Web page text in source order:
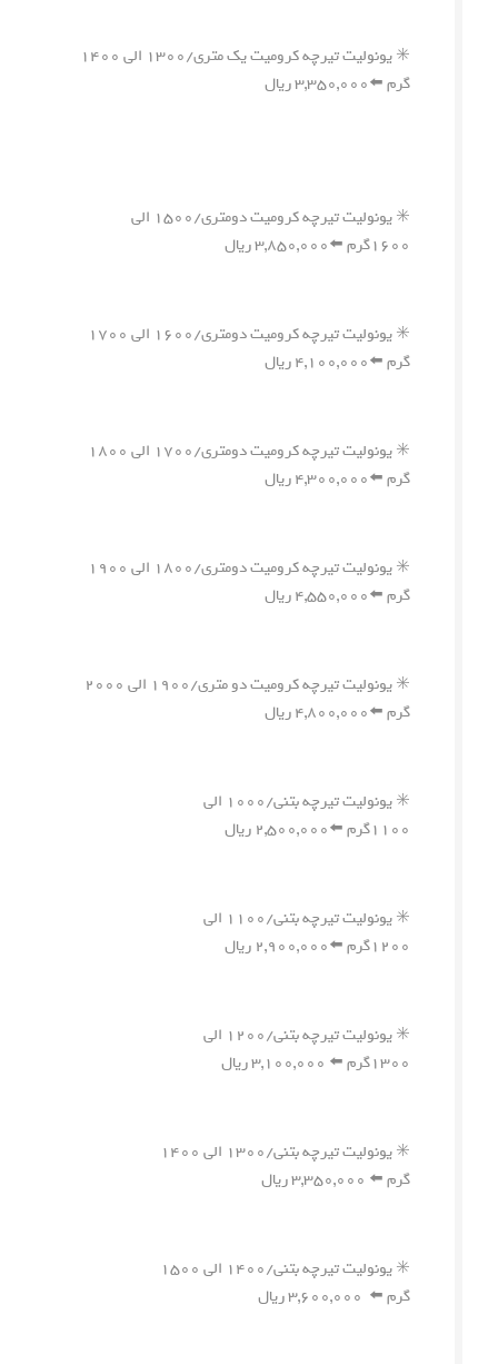
✳️ یونولیت تیرچه کرومیت یک متری/۱۳۰۰ الی ۱۴۰۰
گرم ⬅️۳,۳۵۰,۰۰۰ ریال
✳️ یونولیت تیرچه کرومیت دومتری/۱۵۰۰ الی
۱۶۰۰گرم ⬅️۳,۸۵۰,۰۰۰ ریال
✳️ یونولیت تیرچه کرومیت دومتری/۱۶۰۰ الی ۱۷۰۰
گرم ⬅️۴,۱۰۰,۰۰۰ ریال
✳️ یونولیت تیرچه کرومیت دومتری/۱۷۰۰ الی ۱۸۰۰
گرم ⬅️۴,۳۰۰,۰۰۰ ریال
✳️ یونولیت تیرچه کرومیت دومتری/۱۸۰۰ الی ۱۹۰۰
گرم ⬅️۴,۵۵۰,۰۰۰ ریال
✳️ یونولیت تیرچه کرومیت دو متری/۱۹۰۰ الی ۲۰۰۰
گرم ⬅️۴,۸۰۰,۰۰۰ ریال
✳️ یونولیت تیرچه بتنی/۱۰۰۰ الی
۱۱۰۰گرم ⬅️۲,۵۰۰,۰۰۰ ریال
✳️ یونولیت تیرچه بتنی/۱۱۰۰ الی
۱۲۰۰گرم ⬅️۲,۹۰۰,۰۰۰ ریال
✳️ یونولیت تیرچه بتنی/۱۲۰۰ الی
۱۳۰۰گرم ⬅️ ۳,۱۰۰,۰۰۰ ریال
✳️ یونولیت تیرچه بتنی/۱۳۰۰ الی ۱۴۰۰
گرم ⬅️ ۳,۳۵۰,۰۰۰ ریال
✳️ یونولیت تیرچه بتنی/۱۴۰۰ الی ۱۵۰۰
گرم ⬅️ ۳,۶۰۰,۰۰۰ ریال